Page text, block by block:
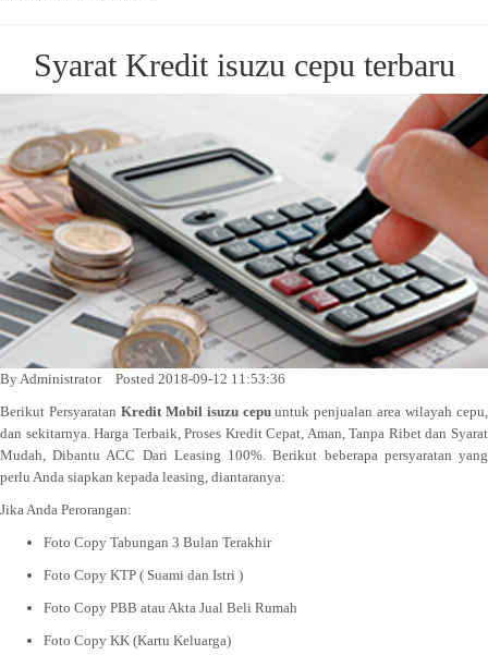
Syarat Kredit isuzu cepu terbaru
ByAdministrator
Posted 2018-09-12 11:53:36
Berikut Persyaratan Kredit Mobil isuzu cepuuntuk penjualan area wilayah cepu,
dan sekitarnya. Harga Terbaik, Proses Kredit Cepat, Aman, Tanpa Ribet dan Syarat
Mudah, Dibantu ACC Dari Leasing 100%. Berikut beberapa persyaratan yang
perlu Anda siapkan kepada leasing, diantaranya:
Jika Anda Perorangan:
Foto Copy Tabungan 3 Bulan Terakhir
Foto Copy KTP ( Suami dan Istri )
Foto Copy PBB atau Akta Jual Beli Rumah
Foto Copy KK (Kartu Keluarga)